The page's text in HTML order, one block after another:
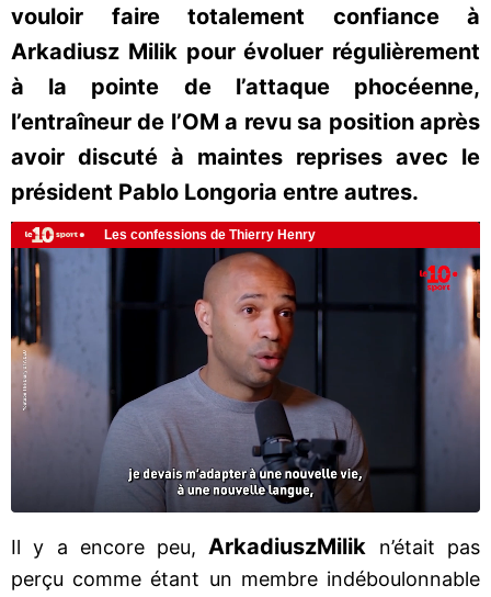
vouloir faire totalement confiance à
Arkadiusz Milik pour évoluer régulièrement
à la pointe de l’attaque phocéenne,
l’entraîneur de l’OM a revu sa position après
avoir discuté à maintes reprises avec le
président Pablo Longoria entre autres.
Il y a encore peu, ArkadiuszMilik n’était pas
perçu comme étant un membre indéboulonnable